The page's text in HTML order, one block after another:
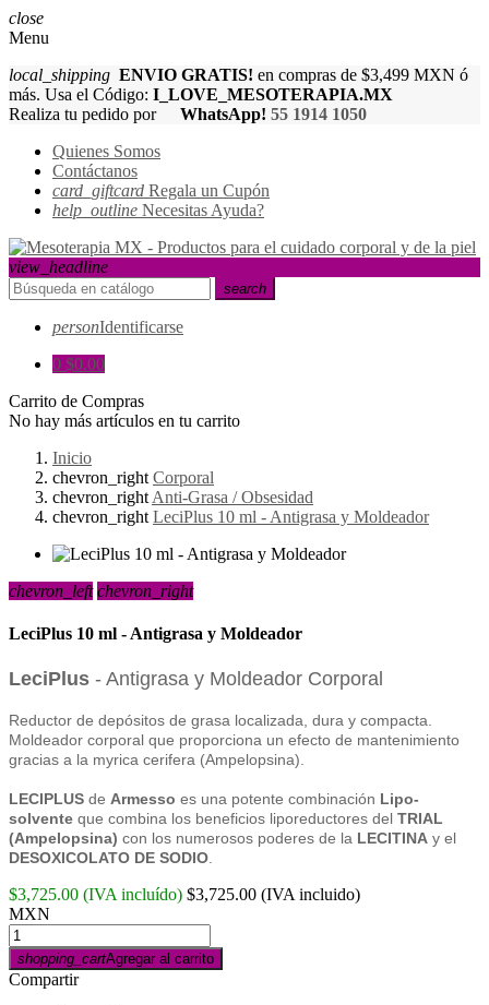
close
Menu
local_shipping ENVIO GRATIS! en compras de $3,499 MXN ó
más. Usa el Código: I_LOVE_MESOTERAPIA.MX
Realiza tu pedido por
WhatsApp! 55 1914 1050
Quienes Somos
Contáctanos
card_giftcard Regala un Cupón
help_outline Necesitas Ayuda?
view_headline
search
personIdentificarse
0 $0.00
Carrito de Compras
No hay más artículos en tu carrito
Inicio
chevron_right Corporal
chevron_right Anti-Grasa / Obsesidad
chevron_right LeciPlus 10 ml - Antigrasa y Moldeador
chevron_left chevron_right
LeciPlus 10 ml - Antigrasa y Moldeador
LeciPlus - Antigrasa y Moldeador Corporal
Reductor de depósitos de grasa localizada, dura y compacta.
Moldeador corporal que proporciona un efecto de mantenimiento
gracias a la myrica cerifera (Ampelopsina).
LECIPLUS de Armesso es una potente combinación Lipo-
solvente que combina los beneficios liporeductores del TRIAL
(Ampelopsina) con los numerosos poderes de la LECITINA y el
DESOXICOLATO DE SODIO
$3,725.00 (IVA incluído) $3,725.00 (IVA incluido)
MXN
shopping_cartAgregar al carrito
Compartir